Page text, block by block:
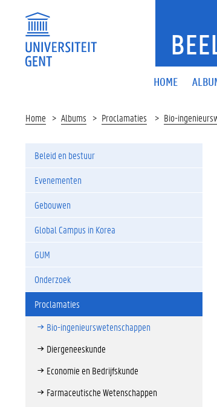
HOME
Home Albums Proclamaties Bio-
Beleid en bestuur
Evenementen
Gebouwen
Global Campus in Korea
GUM
Onderzoek
Proclamaties
Bio-ingenieurswetenschappen
Diergeneeskunde
Economie en Bedrijfskunde
Farmaceutische Wetenschappen